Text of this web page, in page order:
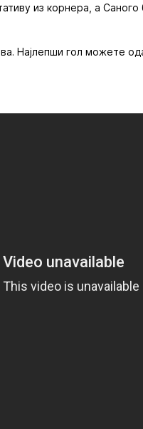
из корнера, а
Најлепши гол можете